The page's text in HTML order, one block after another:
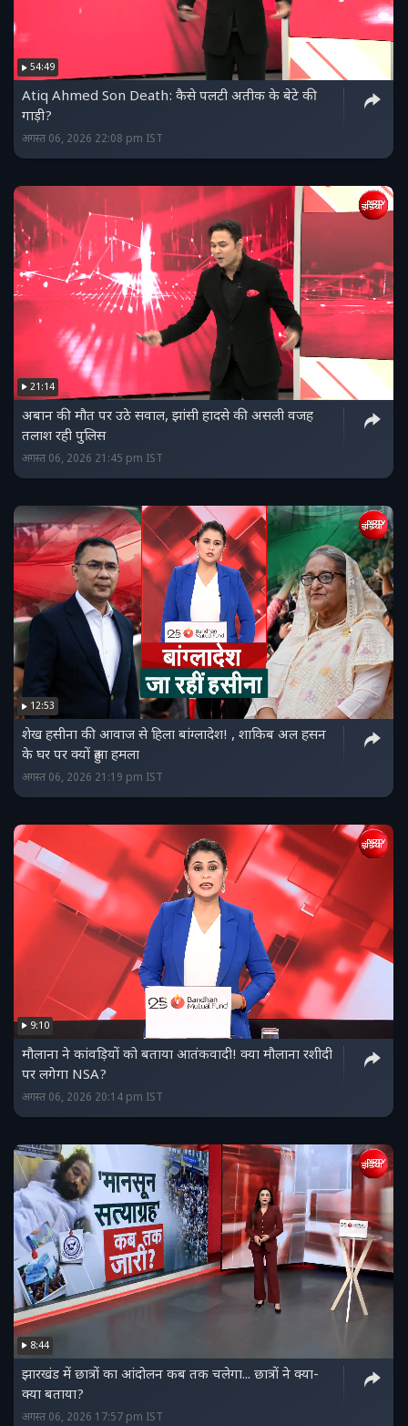
54:49
Atiq Ahmed Son Death: कैसे पलटी अतीक के बेटे की
गाड़ी?
अगस्त 06, 2026 22:08 pm IST
21:14
अबान की मौत पर उठे सवाल, झांसी हादसे की असली वजह
तलाश रही पुलिस
अगस्त 06, 2026 21:45 pm IST
12:53
शेख हसीना की आवाज से हिला बांग्लादेश! , शाकिब अल हसन
के घर पर क्यों हुआ हमला
अगस्त 06, 2026 21:19 pm IST
9:10
मौलाना ने कांवड़ियों को बताया आतंकवादी! क्या मौलाना रशीदी
पर लगेगा NSA?
अगस्त 06, 2026 20:14 pm IST
8:44
झारखंड में छात्रों का आंदोलन कब तक चलेगा... छात्रों ने क्या-
क्या बताया?
अगस्त 06, 2026 17:57 pm IST